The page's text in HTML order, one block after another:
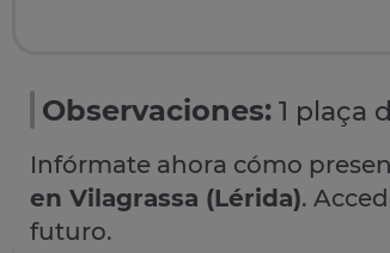
Observaciones: 1 plaça
Infórmate ahora cómo
en Vilagrassa (Lérida).
futuro.